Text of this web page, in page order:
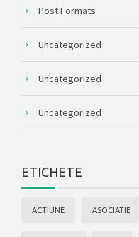
Post Formats
Uncategorized
Uncategorized
Uncategorized
ETICHETE
ACTIUNE ASOCIATIE